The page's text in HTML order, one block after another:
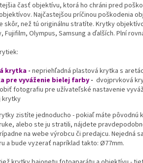
časť objektívu, ktorá ho chráni pred
Najčastejšou príčinou poškodenia
skôr, než tú originálnu stratíte. Krytky
Fujifilm, Olympus, Samsung a ďalších. Plní
krytka - nepriehľadná plastová krytka s
pre vyváženie bielej farby - dvojprvková
fotografiu pre užívateľské nastavenie
krytky
zistíte jednoducho - pokiaľ máte pôvodnú
alebo ste ju stratili, nájdete
na webe výrobcu či predajcu. Nejedná
a bude vyzerať napríklad takto: Ø77mm.